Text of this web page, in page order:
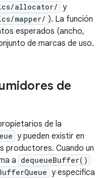
allocator/ y
mapper/ ). La función
esperados (ancho,
de marcas de uso.
de
de la
y pueden existir en
productores. Cuando un
a dequeueBuffer()
y especifica